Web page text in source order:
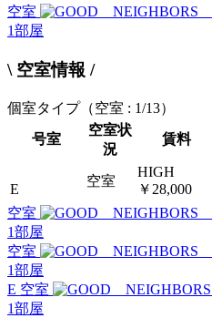
空室
1部屋
\ 空室情報 /
個室タイプ（空室 : 1/13）
号室
空室状
況
賃料
E
空室
HIGH
￥28,000
空室
1部屋
空室
1部屋
E 空室
1部屋